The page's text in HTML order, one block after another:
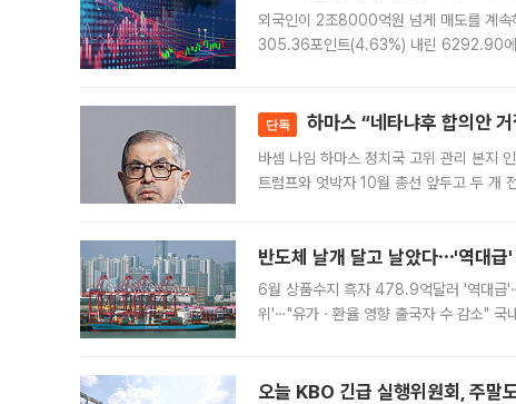
외국인이 2조8000억원 넘게 매도를 계속
305.36포인트(4.63%) 내린 6292.90에
단독 하마스 “네타냐후 합의안
바셈 나임 하마스 정치국 고위 관리 본지
트럼프와 엇박자 10월 총선 앞두고 두 개
반도체 날개 달고 날았다⋯'역대
6월 상품수지 흑자 478.9억달러 '역대급
위'⋯"유가ㆍ환율 영향 출국자 수 감소" 국
오늘 KBO 긴급 실행위원회, 주말